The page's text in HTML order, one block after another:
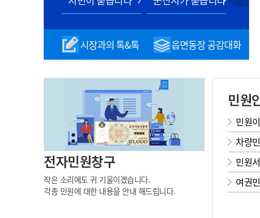
시장과의 톡&톡 읍면동장 공감대화
전자민원창구
작은 소리에도 귀 기울이겠습니다.
각종 민원에 대한 내용을 안내 해드립니다.
민원
민원
차량
민원
여권